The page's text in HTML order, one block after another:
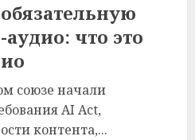
что это
союзе начали
AI Act,
контента,...